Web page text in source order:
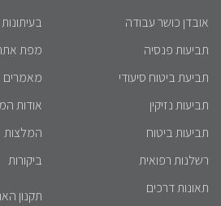
אובדן כושר עבודה
תביעות פנסיה
תביעת ביטוח סיעודי
תביעות נזיקין
תביעות ביטוח
רשלנות רפואית
תאונות דרכים
בעיתונות
מפת
מאמרים
אודות
המלצות
ביקורות
תקנון